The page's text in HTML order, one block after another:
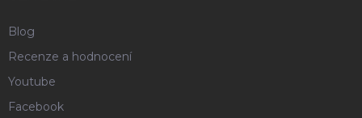
Blog
Recenze a hodnocení
Youtube
Facebook